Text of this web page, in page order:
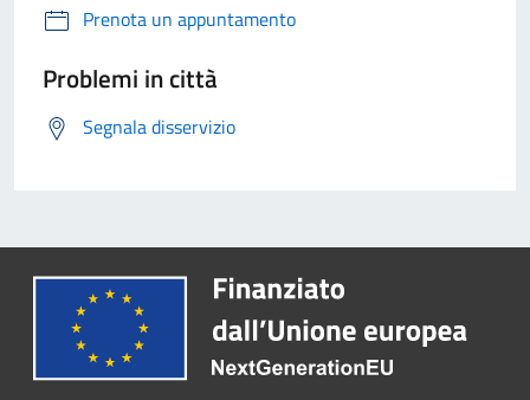
Prenota un appuntamento
Problemi in città
Segnala disservizio